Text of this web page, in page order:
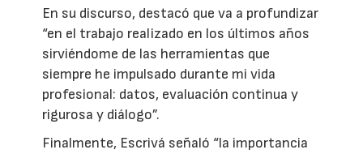
En su discurso, destacó que va a profundizar
“en el trabajo realizado en los últimos años
sirviéndome de las herramientas que
siempre he impulsado durante mi vida
profesional: datos, evaluación continua y
rigurosa y diálogo”.
Finalmente, Escrivá señaló “la importancia